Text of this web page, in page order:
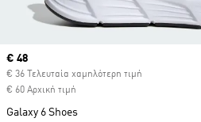
Current price
€ 48
€ 36 Τελευταία χαμηλότερη τιμή
€ 60 Αρχική τιμή
Galaxy 6 Shoes